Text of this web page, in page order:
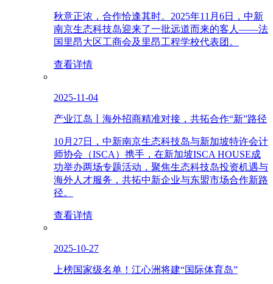
秋意正浓，合作恰逢其时。2025年11月6日，中新
南京生态科技岛迎来了一批远道而来的客人——法
国里昂大区工商会及里昂工程学校代表团。
查看详情
2025-11-04
产业江岛丨海外招商精准对接，共拓合作“新”路径
10月27日，中新南京生态科技岛与新加坡特许会计
师协会（ISCA）携手，在新加坡ISCA HOUSE成
功举办两场专题活动，聚焦生态科技岛投资机遇与
海外人才服务，共拓中新企业与东盟市场合作新路
径。
查看详情
2025-10-27
上榜国家级名单！江心洲将建“国际体育岛”